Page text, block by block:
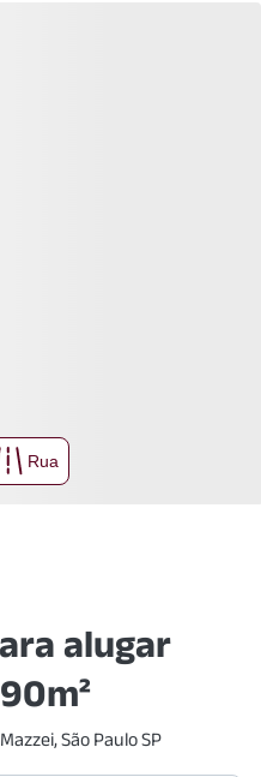
Rua
alugar
São Paulo SP